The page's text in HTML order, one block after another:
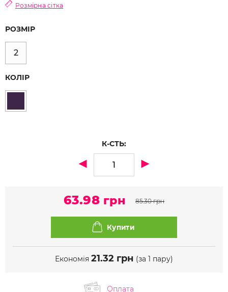
Розмірна сітка
РОЗМІР
2
КОЛІР
К-СТЬ:
63.98 грн 85.30грн
Економія 21.32 грн (за 1 пару)
Оплата